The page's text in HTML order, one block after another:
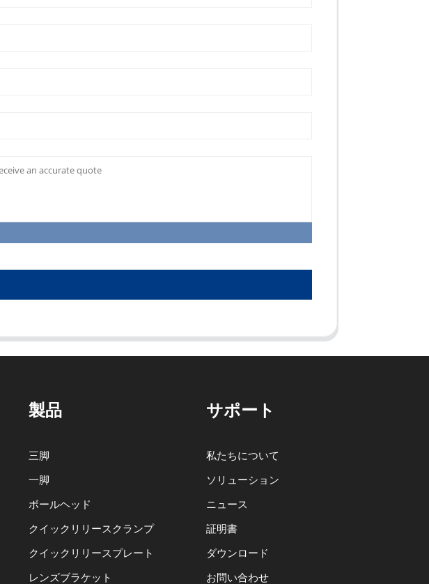
製品
三脚
一脚
ボールヘッド
クイックリリースクランプ
クイックリリースプレート
レンズブラケット
サポート
私たちについて
ソリューション
ニュース
証明書
ダウンロード
お問い合わせ